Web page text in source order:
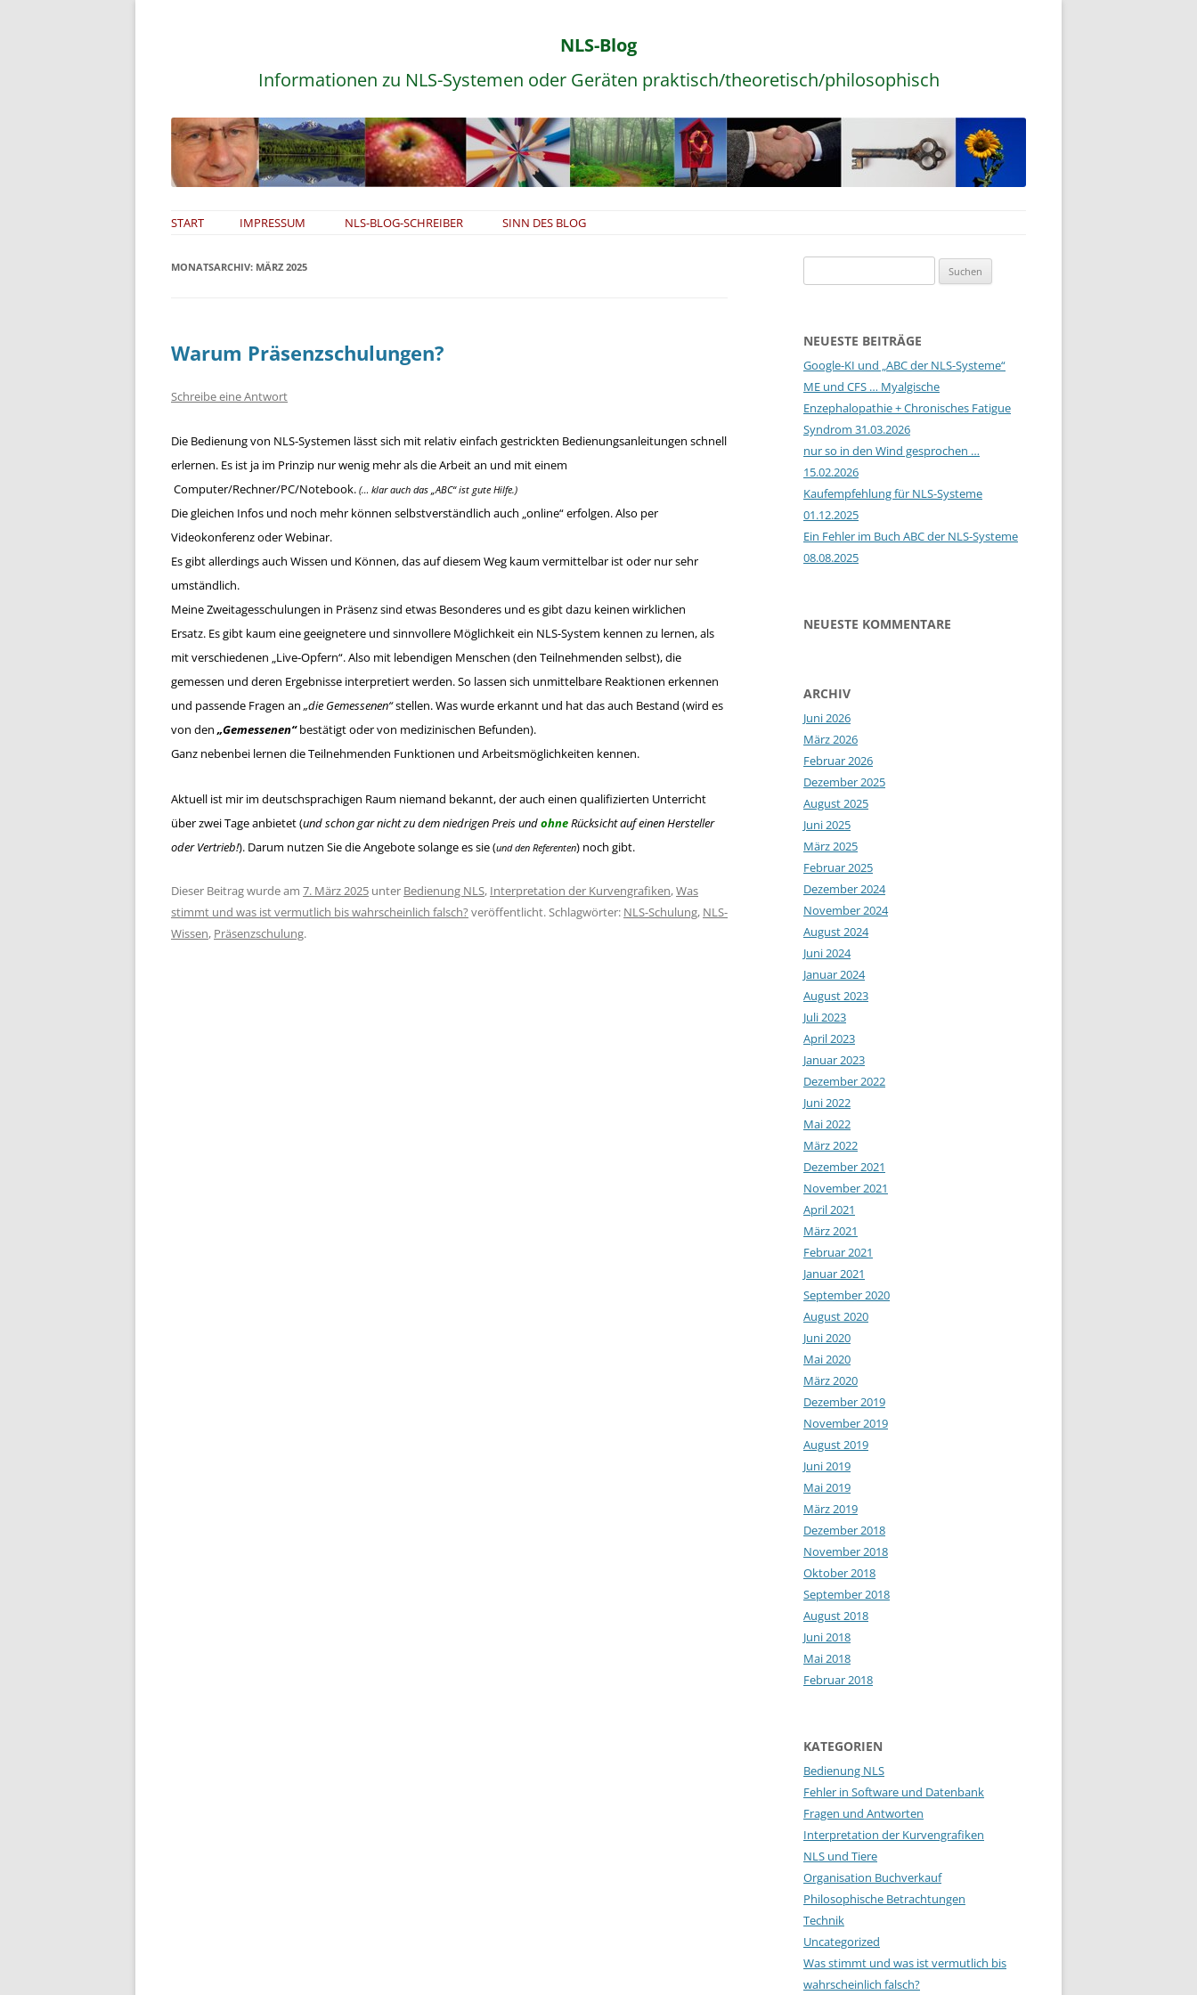
NLS-Blog
Informationen zu NLS-Systemen oder Geräten praktisch/theoretisch/philosophisch
START IMPRESSUM NLS-BLOG-SCHREIBER SINN DES BLOG
MONATSARCHIV: MÄRZ 2025
Warum Präsenzschulungen?
Schreibe eine Antwort
Die Bedienung von NLS-Systemen lässt sich mit relativ einfach gestrickten Bedienungsanleitungen schnell
erlernen. Es ist ja im Prinzip nur wenig mehr als die Arbeit an und mit einem
Computer/Rechner/PC/Notebook. (… klar auch das „ABC“ ist gute Hilfe.)
Die gleichen Infos und noch mehr können selbstverständlich auch „online“ erfolgen. Also per
Videokonferenz oder Webinar.
Es gibt allerdings auch Wissen und Können, das auf diesem Weg kaum vermittelbar ist oder nur sehr
umständlich.
Meine Zweitagesschulungen in Präsenz sind etwas Besonderes und es gibt dazu keinen wirklichen
Ersatz. Es gibt kaum eine geeignetere und sinnvollere Möglichkeit ein NLS-System kennen zu lernen, als
mit verschiedenen „Live-Opfern“. Also mit lebendigen Menschen (den Teilnehmenden selbst), die
gemessen und deren Ergebnisse interpretiert werden. So lassen sich unmittelbare Reaktionen erkennen
und passende Fragen an „die Gemessenen“stellen. Was wurde erkannt und hat das auch Bestand (wird es
von den „Gemessenen“ bestätigt oder von medizinischen Befunden).
Ganz nebenbei lernen die Teilnehmenden Funktionen und Arbeitsmöglichkeiten kennen.
Aktuell ist mir im deutschsprachigen Raum niemand bekannt, der auch einen qualifizierten Unterricht
über zwei Tage anbietet (und schon gar nicht zu dem niedrigen Preis undohneRücksicht auf einen Hersteller
oder Vertrieb!). Darum nutzen Sie die Angebote solange es sie (und den Referenten) noch gibt.
Dieser Beitrag wurde am 7. März 2025 unter Bedienung NLS, Interpretation der Kurvengrafiken,Was
stimmt und was ist vermutlich bis wahrscheinlich falsch? veröffentlicht. Schlagwörter: NLS-Schulung, NLS-
Wissen, Präsenzschulung.
nach:
NEUESTE BEITRÄGE
Google-KI und „ABC der NLS-Systeme“
ME und CFS … Myalgische
Enzephalopathie + Chronisches Fatigue
Syndrom 31.03.2026
nur so in den Wind gesprochen …
15.02.2026
Kaufempfehlung für NLS-Systeme
01.12.2025
Ein Fehler im Buch ABC der NLS-Systeme
08.08.2025
NEUESTE KOMMENTARE
ARCHIV
Juni 2026
März 2026
Februar 2026
Dezember 2025
August 2025
Juni 2025
März 2025
Februar 2025
Dezember 2024
November 2024
August 2024
Juni 2024
Januar 2024
August 2023
Juli 2023
April 2023
Januar 2023
Dezember 2022
Juni 2022
Mai 2022
März 2022
Dezember 2021
November 2021
April 2021
März 2021
Februar 2021
Januar 2021
September 2020
August 2020
Juni 2020
Mai 2020
März 2020
Dezember 2019
November 2019
August 2019
Juni 2019
Mai 2019
März 2019
Dezember 2018
November 2018
Oktober 2018
September 2018
August 2018
Juni 2018
Mai 2018
Februar 2018
KATEGORIEN
Bedienung NLS
Fehler in Software und Datenbank
Fragen und Antworten
Interpretation der Kurvengrafiken
NLS und Tiere
Organisation Buchverkauf
Philosophische Betrachtungen
Technik
Uncategorized
Was stimmt und was ist vermutlich bis
wahrscheinlich falsch?